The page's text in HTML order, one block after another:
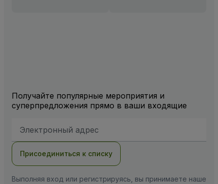
Получайте популярные мероприятия и
суперпредложения прямо в ваши входящие
электронной
Присоединиться к списку
Выполняя вход или регистрируясь, вы принимаете наше